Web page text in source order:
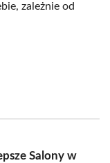
zależnie od
Salony w